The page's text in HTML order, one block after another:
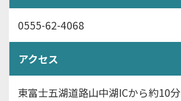
0555-62-4068
アクセス
東富士五湖道路山中湖ICから約10分